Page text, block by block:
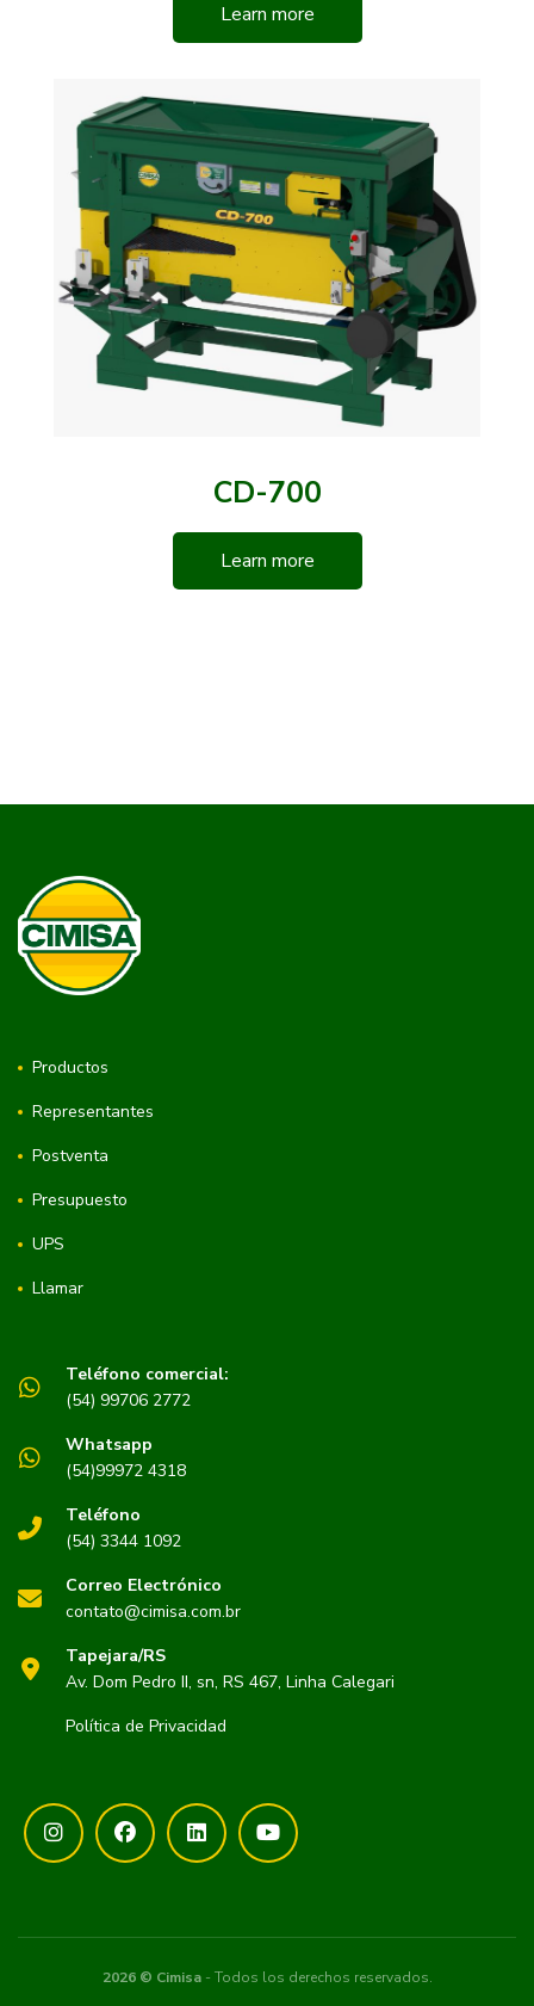
Learn more
CD-700
Learn more
Productos
Representantes
Postventa
Presupuesto
UPS
Llamar
Teléfono comercial:
(54) 99706 2772
Whatsapp
(54)99972 4318
Teléfono
(54) 3344 1092
Correo Electrónico
contato@cimisa.com.br
Tapejara/RS
Av. Dom Pedro II, sn, RS 467, Linha Calegari
Política de Privacidad
2026 © Cimisa- Todos los derechos reservados.